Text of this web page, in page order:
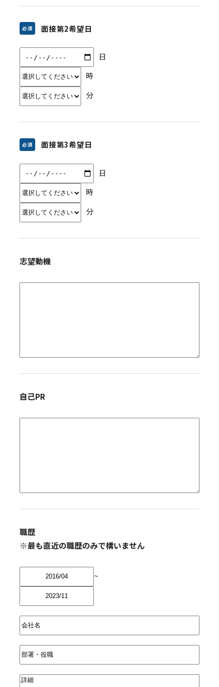
必須 面接第2希望日
日
時
分
必須 面接第3希望日
日
時
分
志望動機
自己PR
職歴
※最も直近の職歴のみで構いません
~